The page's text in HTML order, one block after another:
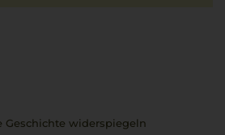
Geschichte widerspiegeln